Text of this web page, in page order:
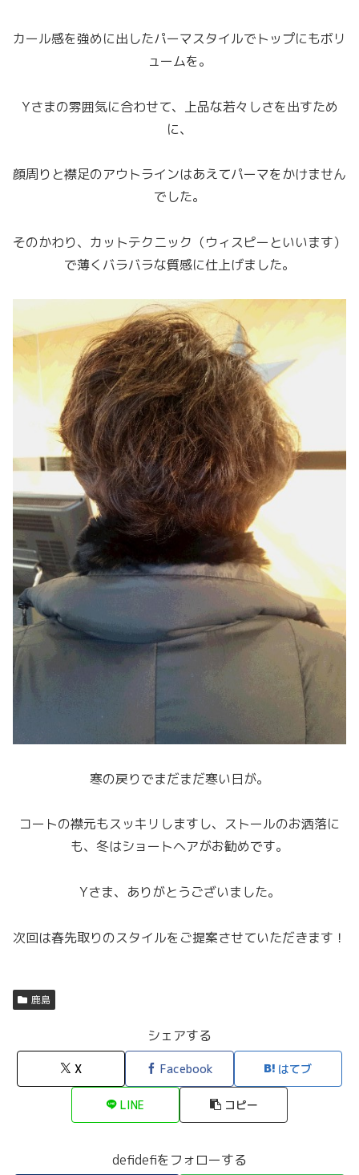
カール感を強めに出したパーマスタイルでトップにもボリ
ュームを。
Yさまの雰囲気に合わせて、上品な若々しさを出すため
に、
顔周りと襟足のアウトラインはあえてパーマをかけません
でした。
そのかわり、カットテクニック（ウィスピーといいます）
で薄くバラバラな質感に仕上げました。
寒の戻りでまだまだ寒い日が。
コートの襟元もスッキリしますし、ストールのお洒落に
も、冬はショートヘアがお勧めです。
Yさま、ありがとうございました。
次回は春先取りのスタイルをご提案させていただきます！
鹿島
シェアする
X Facebook はてブ
LINE コピー
defidefiをフォローする